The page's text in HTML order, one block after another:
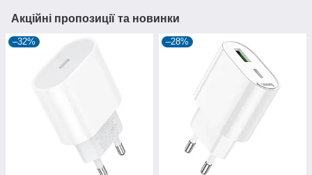
Акційні пропозиції та новинки
–32% –28%